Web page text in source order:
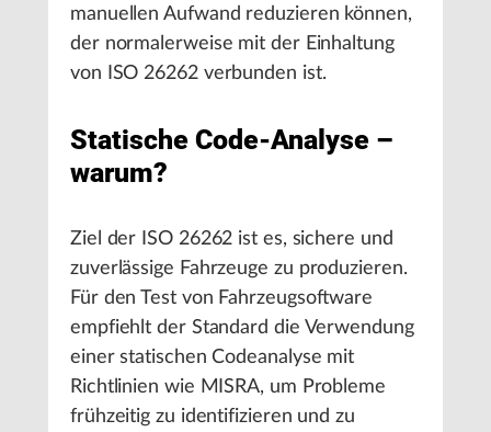
manuellen Aufwand reduzieren können,
der normalerweise mit der Einhaltung
von ISO 26262 verbunden ist.
Statische Code-Analyse –
warum?
Ziel der ISO 26262 ist es, sichere und
zuverlässige Fahrzeuge zu produzieren.
Für den Test von Fahrzeugsoftware
empfiehlt der Standard die Verwendung
einer statischen Codeanalyse mit
Richtlinien wie MISRA, um Probleme
frühzeitig zu identifizieren und zu